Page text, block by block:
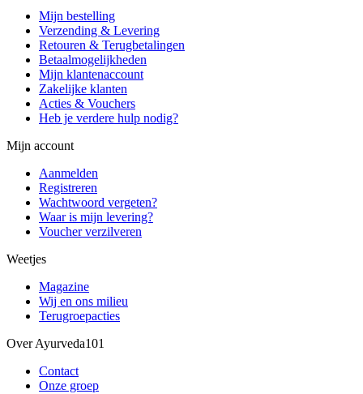
Mijn bestelling
Verzending & Levering
Retouren & Terugbetalingen
Betaalmogelijkheden
Mijn klantenaccount
Zakelijke klanten
Acties & Vouchers
Heb je verdere hulp nodig?
Mijn account
Aanmelden
Registreren
Wachtwoord vergeten?
Waar is mijn levering?
Voucher verzilveren
Weetjes
Magazine
Wij en ons milieu
Terugroepacties
Over Ayurveda101
Contact
Onze groep